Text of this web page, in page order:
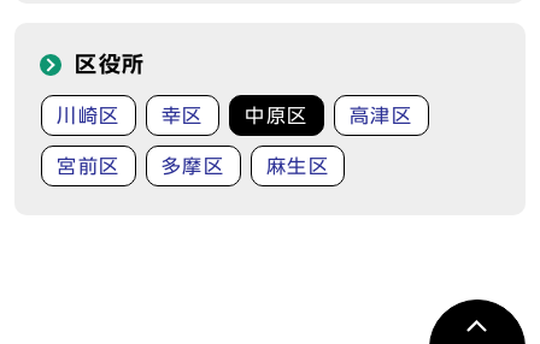
区役所
川崎区 幸区 中原区 高津区
宮前区 多摩区 麻生区